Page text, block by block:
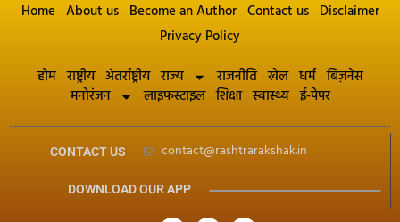
Home About us Become an Author Contact us Disclaimer
Privacy Policy
होम राष्ट्रीय अंतर्राष्ट्रीय राज्य राजनीति खेल धर्म बिज़नेस
मनोरंजन
लाइफस्टाइल शिक्षा स्वास्थ्य ई-पेपर
CONTACT US contact@rashtrarakshak.in
DOWNLOAD OUR APP